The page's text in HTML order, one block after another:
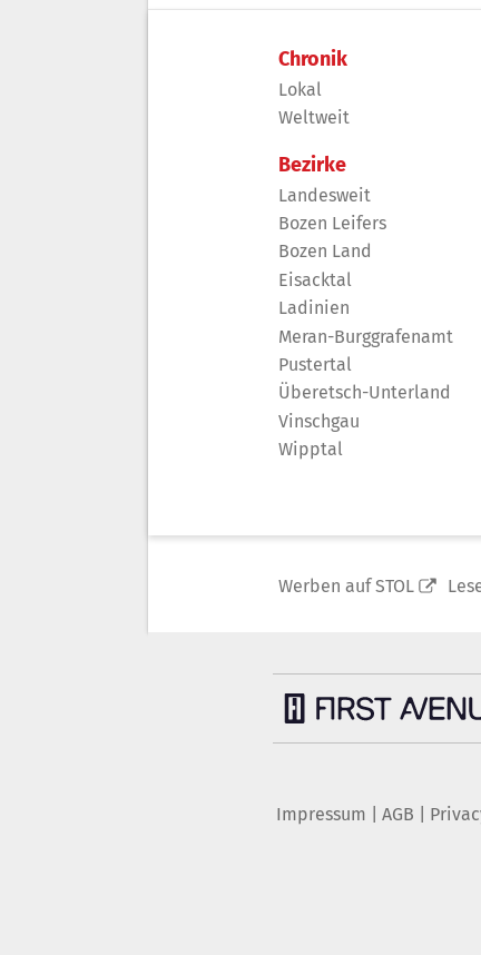
Chronik
Lokal
Weltweit
Bezirke
Landesweit
Bozen Leifers
Bozen Land
Eisacktal
Ladinien
Meran-Burggrafenamt
Pustertal
Überetsch-Unterland
Vinschgau
Wipptal
Werben auf STOL
Impressum AGB